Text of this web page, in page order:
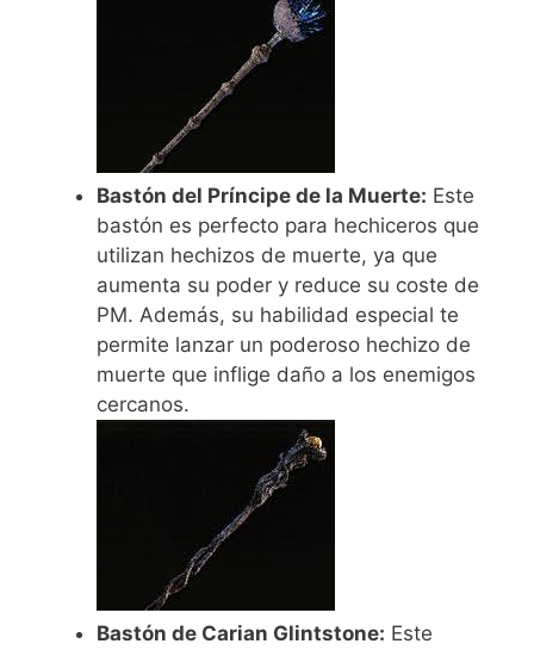
Bastón del Príncipe de la Muerte: Este
bastón es perfecto para hechiceros que
utilizan hechizos de muerte, ya que
aumenta su poder y reduce su coste de
PM. Además, su habilidad especial te
permite lanzar un poderoso hechizo de
muerte que inflige daño a los enemigos
cercanos.
Bastón de Carian Glintstone: Este